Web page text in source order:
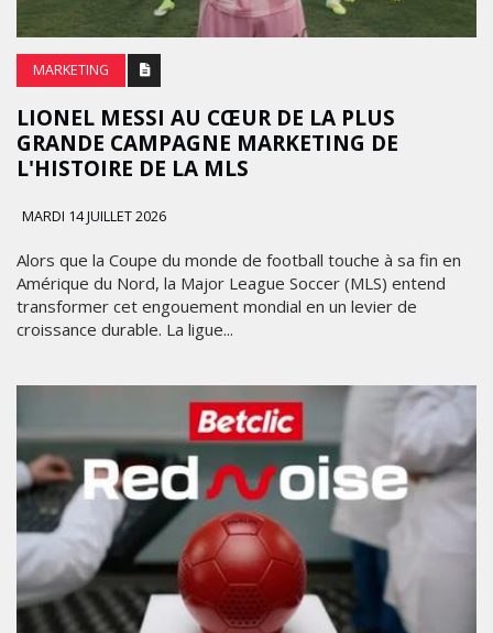
MARKETING
LIONEL MESSI AU CŒUR DE LA PLUS
GRANDE CAMPAGNE MARKETING DE
L'HISTOIRE DE LA MLS
MARDI 14 JUILLET 2026
Alors que la Coupe du monde de football touche à sa fin en
Amérique du Nord, la Major League Soccer (MLS) entend
transformer cet engouement mondial en un levier de
croissance durable. La ligue...